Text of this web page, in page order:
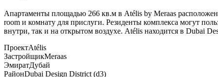
Апартаменты площадью 266 кв.м в Atélis by Meraas
room и комнату для прислуги. Резиденты комплекса могут
внутри, так и на открытом воздухе. Atélis находится в Dubai
ПроектAtélis
ЗастройщикMeraas
ЭмиратДубай
РайонDubai Design District (d3)